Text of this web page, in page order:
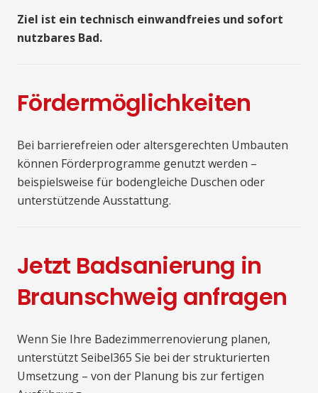
Ziel ist ein technisch einwandfreies und sofort
nutzbares Bad.
Fördermöglichkeiten
Bei barrierefreien oder altersgerechten Umbauten
können Förderprogramme genutzt werden –
beispielsweise für bodengleiche Duschen oder
unterstützende Ausstattung.
Jetzt Badsanierung in
Braunschweig anfragen
Wenn Sie Ihre Badezimmerrenovierung planen,
unterstützt Seibel365 Sie bei der strukturierten
Umsetzung – von der Planung bis zur fertigen